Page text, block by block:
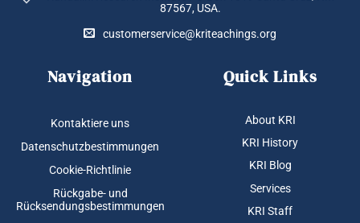
87567, USA.
customerservice@kriteachings.org
Navigation
Kontaktiere uns
Datenschutzbestimmungen
Cookie-Richtlinie
Rückgabe- und
Rücksendungsbestimmungen
Quick Links
About KRI
KRI History
KRI Blog
Services
KRI Staff